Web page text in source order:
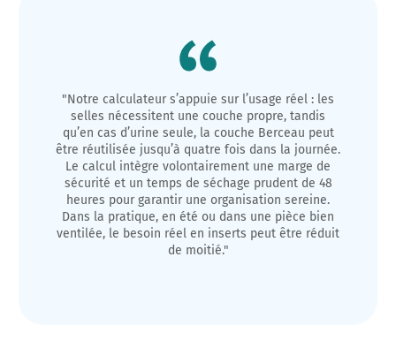
"Notre calculateur s’appuie sur l’usage réel : les
selles nécessitent une couche propre, tandis
qu’en cas d’urine seule, la couche Berceau peut
être réutilisée jusqu’à quatre fois dans la journée.
Le calcul intègre volontairement une marge de
sécurité et un temps de séchage prudent de 48
heures pour garantir une organisation sereine.
Dans la pratique, en été ou dans une pièce bien
ventilée, le besoin réel en inserts peut être réduit
de moitié."